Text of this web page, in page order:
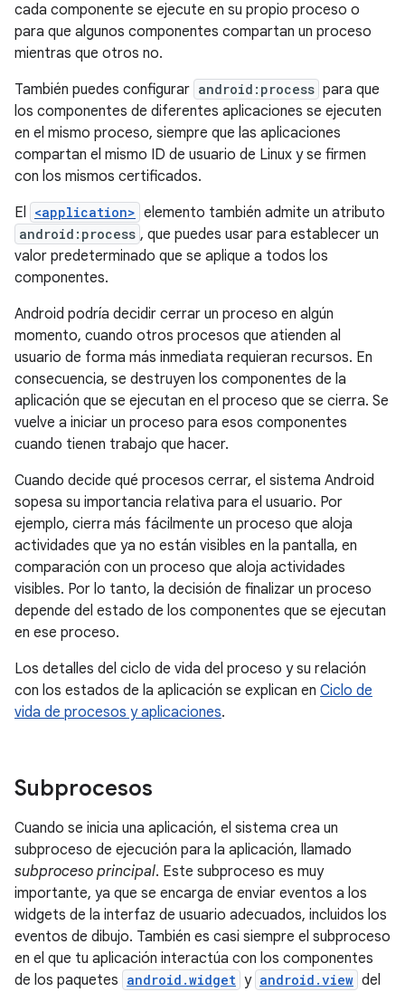
cada componente se ejecute en su propio proceso o
para que algunos componentes compartan un proceso
mientras que otros no.
También puedes configurar android:process para que
los componentes de diferentes aplicaciones se ejecuten
en el mismo proceso, siempre que las aplicaciones
compartan el mismo ID de usuario de Linux y se firmen
con los mismos certificados.
El <application> elemento también admite un atributo
android:process , que puedes usar para establecer un
valor predeterminado que se aplique a todos los
componentes.
Android podría decidir cerrar un proceso en algún
momento, cuando otros procesos que atienden al
usuario de forma más inmediata requieran recursos. En
consecuencia, se destruyen los componentes de la
aplicación que se ejecutan en el proceso que se cierra. Se
vuelve a iniciar un proceso para esos componentes
cuando tienen trabajo que hacer.
Cuando decide qué procesos cerrar, el sistema Android
sopesa su importancia relativa para el usuario. Por
ejemplo, cierra más fácilmente un proceso que aloja
actividades que ya no están visibles en la pantalla, en
comparación con un proceso que aloja actividades
visibles. Por lo tanto, la decisión de finalizar un proceso
depende del estado de los componentes que se ejecutan
en ese proceso.
Los detalles del ciclo de vida del proceso y su relación
con los estados de la aplicación se explican en Ciclo de
vida de procesos y aplicaciones.
Subprocesos
Cuando se inicia una aplicación, el sistema crea un
subproceso de ejecución para la aplicación, llamado
subproceso principal. Este subproceso es muy
importante, ya que se encarga de enviar eventos a los
widgets de la interfaz de usuario adecuados, incluidos los
eventos de dibujo. También es casi siempre el subproceso
en el que tu aplicación interactúa con los componentes
de los paquetes android.widget y android.view del